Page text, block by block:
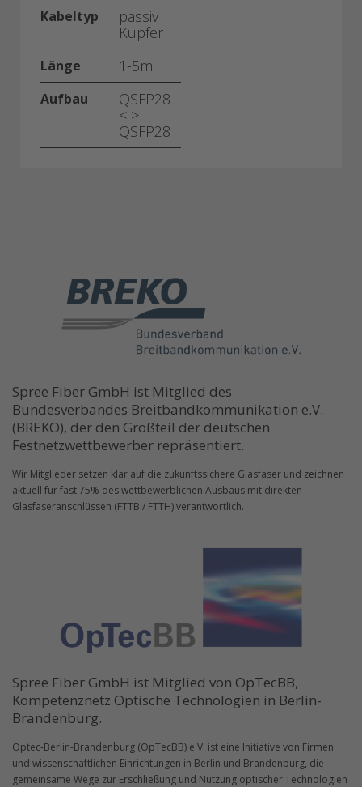
Kabeltyp
passiv
Kupfer
Länge 1-5m
Aufbau
QSFP28
< >
QSFP28
Spree Fiber GmbH ist Mitglied des
Bundesverbandes Breitbandkommunikation e.V.
(BREKO), der den Großteil der deutschen
Festnetzwettbewerber repräsentiert.
Wir Mitglieder setzen klar auf die zukunftssichere Glasfaser und zeichnen
aktuell für fast 75% des wettbewerblichen Ausbaus mit direkten
Glasfaseranschlüssen (FTTB / FTTH) verantwortlich.
Spree Fiber GmbH ist Mitglied von OpTecBB,
Kompetenznetz Optische Technologien in Berlin-
Brandenburg.
Optec-Berlin-Brandenburg (OpTecBB) e.V. ist eine Initiative von Firmen
und wissenschaftlichen Einrichtungen in Berlin und Brandenburg, die
gemeinsame Wege zur Erschließung und Nutzung optischer Technologien